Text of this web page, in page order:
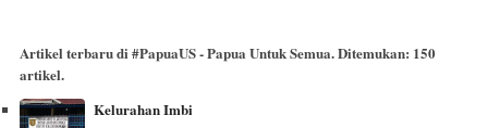
Artikel terbaru di #PapuaUS - Papua Untuk Semua. Ditemukan: 150
artikel.
Kelurahan Imbi